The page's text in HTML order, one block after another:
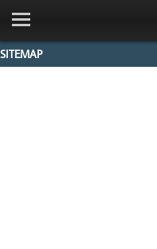
SITEMAP